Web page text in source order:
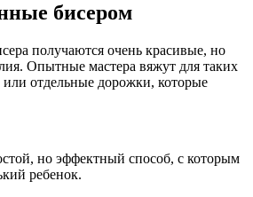
бисером
получаются очень красивые, но
Опытные мастера вяжут для таких
отдельные дорожки, которые
но эффектный способ, с которым
ребенок.